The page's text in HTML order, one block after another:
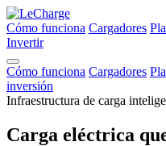
Cómo funciona Cargadores
Invertir
Cómo funciona Cargadores
inversión
Infraestructura de carga
Carga eléctrica